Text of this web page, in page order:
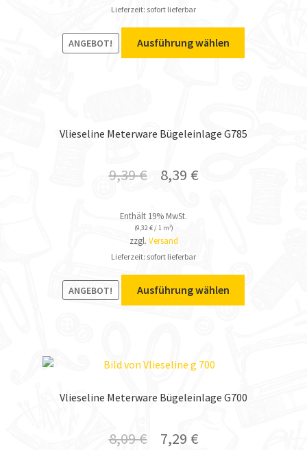
Lieferzeit: sofort lieferbar
ANGEBOT! Ausführung wählen
Vlieseline Meterware Bügeleinlage G785
9,39€ 8,39 €
Enthält 19% MwSt.
(9,32€/ 1 m²)
zzgl. Versand
Lieferzeit: sofort lieferbar
ANGEBOT! Ausführung wählen
Vlieseline Meterware Bügeleinlage G700
8,09€ 7,29 €